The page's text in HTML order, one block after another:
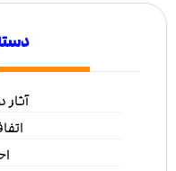
آثار